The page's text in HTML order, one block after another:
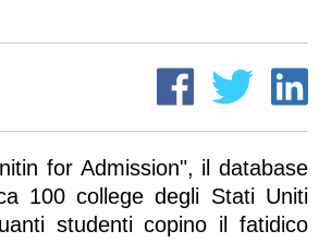
for Admission", il database
100 college degli Stati Uniti
studenti copino il fatidico